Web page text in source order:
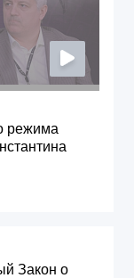
режима
Закон о